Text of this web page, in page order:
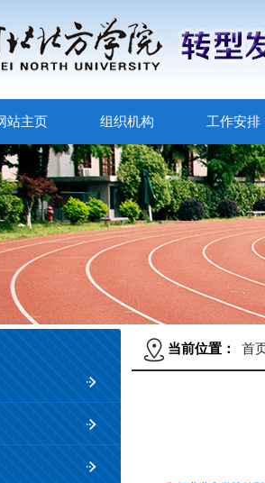
站主页 组织机构 工作安排
当前位置： 首